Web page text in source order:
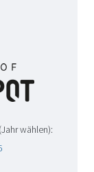
wählen):